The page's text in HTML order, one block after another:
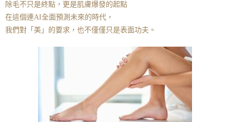
除毛不只是終點，更是肌膚爆發的起點
在這個連AI全面預測未來的時代，
我們對「美」的要求，也不僅僅只是表面功夫。